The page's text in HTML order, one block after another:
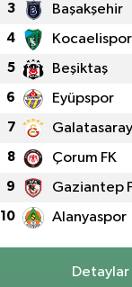
3 Başakşehir
4 Kocaelispor
5 Beşiktaş
6 Eyüpspor
7 Galatasaray
8 Çorum FK
9 Gaziantep
10 Alanyaspor
Detaylar